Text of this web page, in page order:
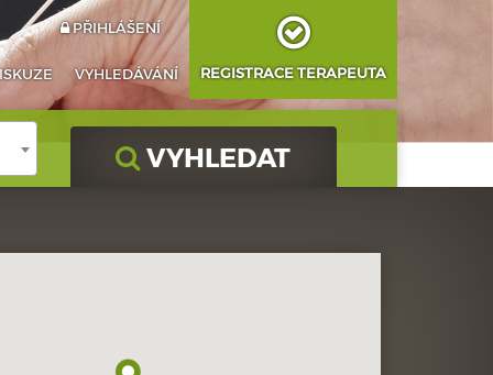
VYHLEDÁVÁNÍ
PŘIHLÁŠENÍ
REGISTRACE TERAPEUTA
VYHLEDAT